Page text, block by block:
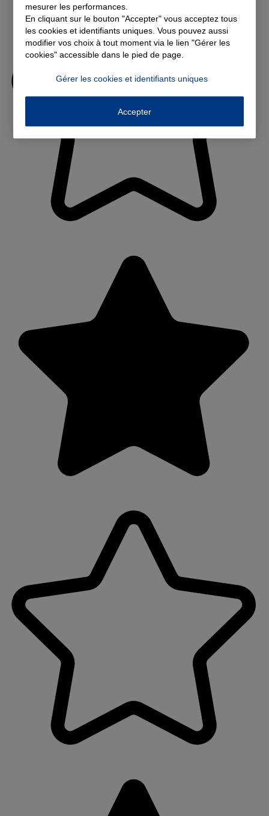
mesurer les performances.
En cliquant sur le bouton "Accepter" vous acceptez tous
les cookies et identifiants uniques. Vous pouvez aussi
modifier vos choix à tout moment via le lien "Gérer les
cookies" accessible dans le pied de page.
Gérer les cookies et identifiants uniques
Accepter